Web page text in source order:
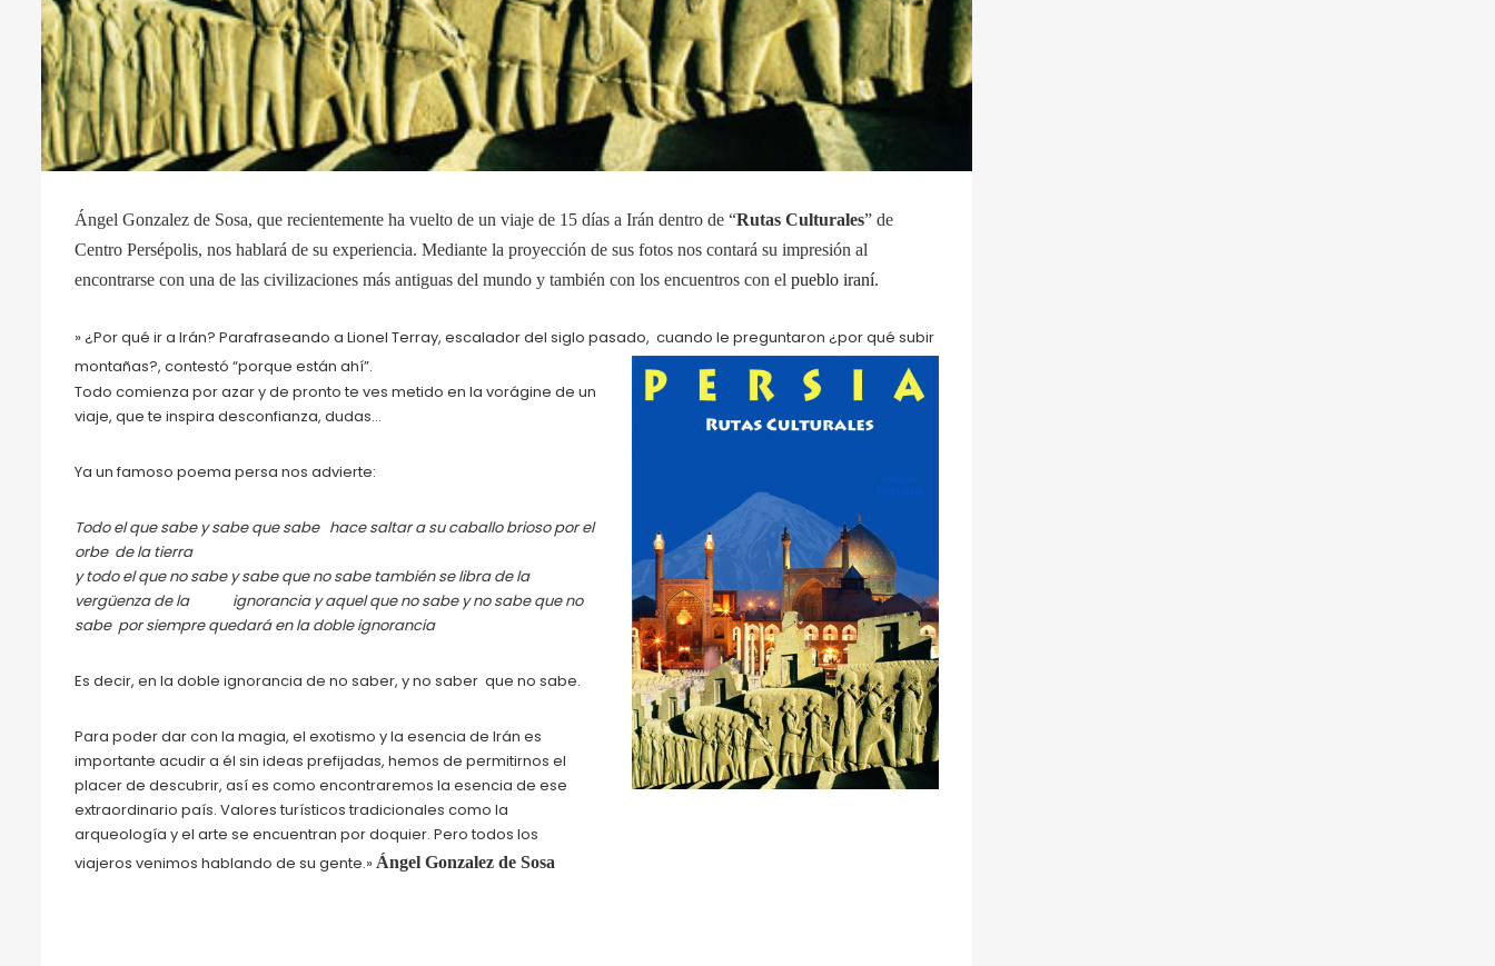
Ángel Gonzalez de Sosa, que recientemente ha vuelto de un viaje de 15 días a Irán dentro de “Rutas Culturales” de
Centro Persépolis, nos hablará de su experiencia. Mediante la proyección de sus fotos nos contará su impresión al
encontrarse con una de las civilizaciones más antiguas del mundo y también con los encuentros con el pueblo iraní.
» ¿Por qué ir a Irán? Parafraseando a Lionel Terray, escalador del siglo pasado, cuando le preguntaron ¿por qué subir
montañas?, contestó “porque están ahí”.
Todo comienza por azar y de pronto te ves metido en la vorágine de un
viaje, que te inspira desconfianza, dudas…
Ya un famoso poema persa nos advierte:
Todo el que sabe y sabe que sabe hace saltar a su caballo brioso por el
orbe de la tierra
y todo el que no sabe y sabe que no sabe también se libra de la
vergüenza de la ignorancia y aquel que no sabe y no sabe que no
sabe por siempre quedará en la doble ignorancia
Es decir, en la doble ignorancia de no saber, y no saber que no sabe.
Para poder dar con la magia, el exotismo y la esencia de Irán es
importante acudir a él sin ideas prefijadas, hemos de permitirnos el
placer de descubrir, así es como encontraremos la esencia de ese
extraordinario país. Valores turísticos tradicionales como la
arqueología y el arte se encuentran por doquier. Pero todos los
viajeros venimos hablando de su gente.» Ángel Gonzalez de Sosa